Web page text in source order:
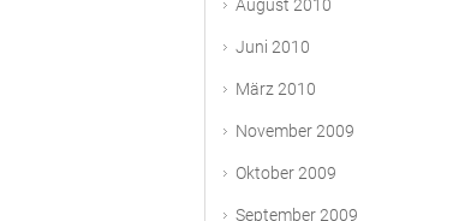
August 2010
Juni 2010
März 2010
November 2009
Oktober 2009
September 2009